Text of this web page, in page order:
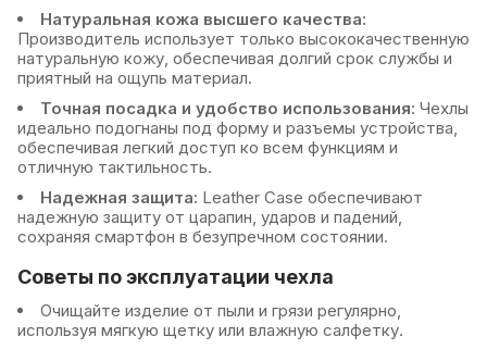
Чехол Leather Case для X/XS
Чехол Leather Case для XR
Чехол Leather Case для XS Max
для XR
для XS Max
Натуральная кожа высшего качества:
Производитель использует только высококачественную
натуральную кожу, обеспечивая долгий срок службы и
приятный на ощупь материал.
Точная посадка и удобство использования: Чехлы
идеально подогнаны под форму и разъемы устройства,
обеспечивая легкий доступ ко всем функциям и
отличную тактильность.
Надежная защита: Leather Case обеспечивают
надежную защиту от царапин, ударов и падений,
сохраняя смартфон в безупречном состоянии.
Советы по эксплуатации чехла
Очищайте изделие от пыли и грязи регулярно,
используя мягкую щетку или влажную салфетку.